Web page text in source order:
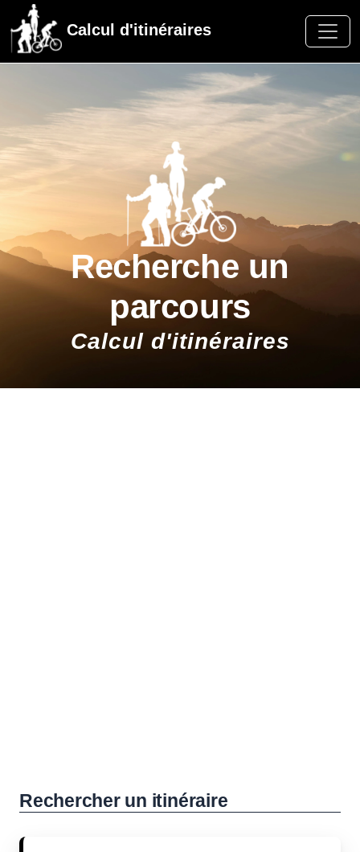
Calcul d'itinéraires
Recherche un
parcours
Calcul d'itinéraires
Rechercher un itinéraire